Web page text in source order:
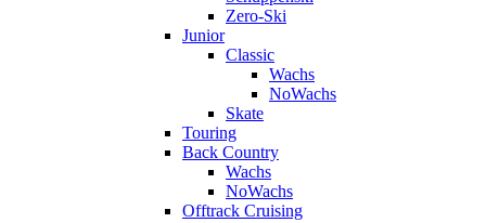
Zero-Ski
Junior
Classic
Wachs
NoWachs
Skate
Touring
Back Country
Wachs
NoWachs
Offtrack Cruising